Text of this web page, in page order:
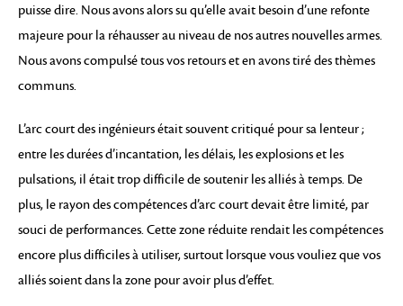
puisse dire. Nous avons alors su qu’elle avait besoin d’une refonte
majeure pour la réhausser au niveau de nos autres nouvelles armes.
Nous avons compulsé tous vos retours et en avons tiré des thèmes
communs.
L’arc court des ingénieurs était souvent critiqué pour sa lenteur ;
entre les durées d’incantation, les délais, les explosions et les
pulsations, il était trop difficile de soutenir les alliés à temps. De
plus, le rayon des compétences d’arc court devait être limité, par
souci de performances. Cette zone réduite rendait les compétences
encore plus difficiles à utiliser, surtout lorsque vous vouliez que vos
alliés soient dans la zone pour avoir plus d’effet.